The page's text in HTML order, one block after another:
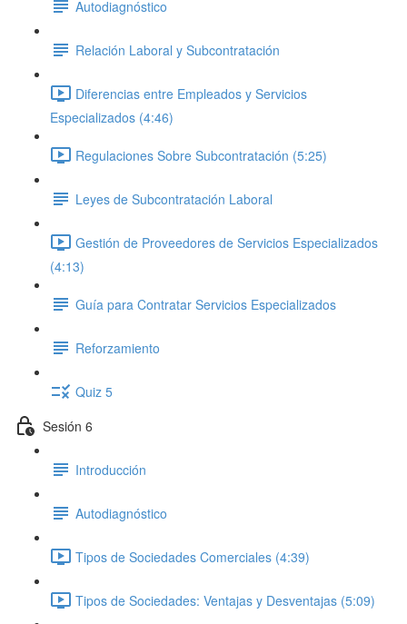
Autodiagnóstico
Relación Laboral y Subcontratación
Diferencias entre Empleados y Servicios
Especializados (4:46)
Regulaciones Sobre Subcontratación (5:25)
Leyes de Subcontratación Laboral
Gestión de Proveedores de Servicios Especializados
(4:13)
Guía para Contratar Servicios Especializados
Reforzamiento
Quiz 5
Sesión 6
Introducción
Autodiagnóstico
Tipos de Sociedades Comerciales (4:39)
Tipos de Sociedades: Ventajas y Desventajas (5:09)